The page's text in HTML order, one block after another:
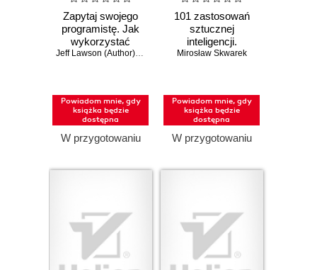
Zapytaj swojego
programistę. Jak
wykorzystać
potencjał
Jeff Lawson (Author)
,Eric Ries (Foreword)
Powiadom mnie, gdy
książka będzie
dostępna
W przygotowaniu
101 zastosowań
sztucznej
inteligencji.
Oszczędzaj 2-3
Mirosław Skwarek
Powiadom mnie, gdy
książka będzie
dostępna
W przygotowaniu